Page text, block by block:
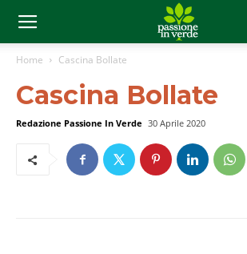
Home Cascina Bollate
Cascina Bollate
Redazione Passione In Verde 30 Aprile 2020